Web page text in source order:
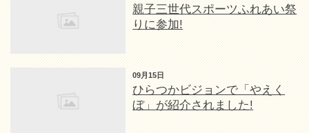
親子三世代スポーツふれあい祭
りに参加!
09月15日
ひらつかビジョンで「やえく
ぼ」が紹介されました!